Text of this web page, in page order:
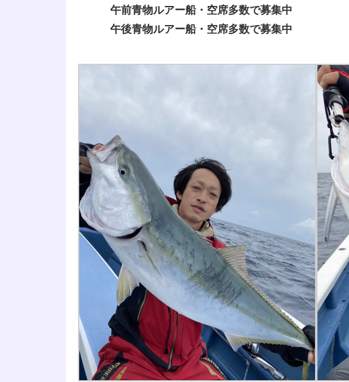
午前青物ルアー船・空席多数で募集中
午後青物ルアー船・空席多数で募集中